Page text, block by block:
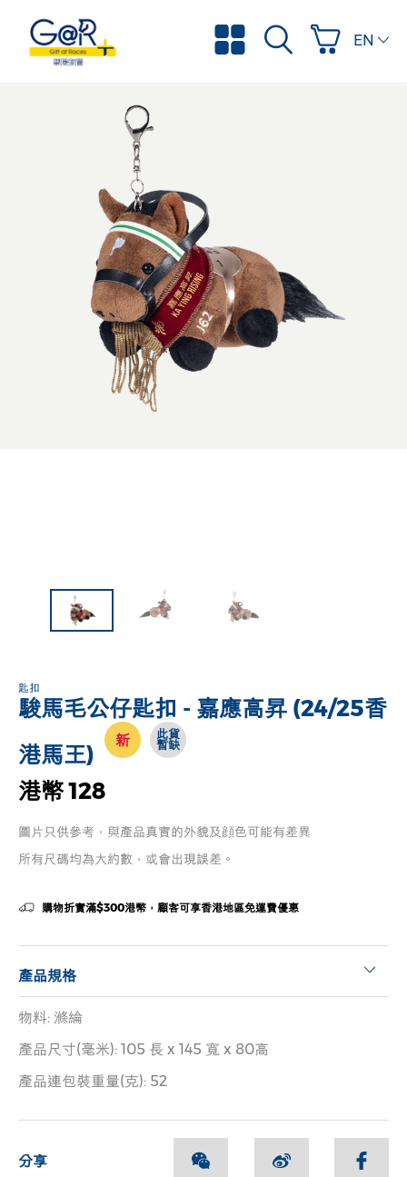
匙扣
駿馬毛公仔匙扣 - 嘉應高昇 (24/25香
港馬王)
新 此貨
暫缺
港幣 128
圖片只供參考，與產品真實的外貌及顔色可能有差異
所有尺碼均為大約數，或會出現誤差。
購物折實滿$300港幣，顧客可享香港地區免運費優惠
產品規格
物料: 滌綸
產品尺寸(毫米): 105 長 x 145 寬 x 80高
產品連包裝重量(克): 52
分享